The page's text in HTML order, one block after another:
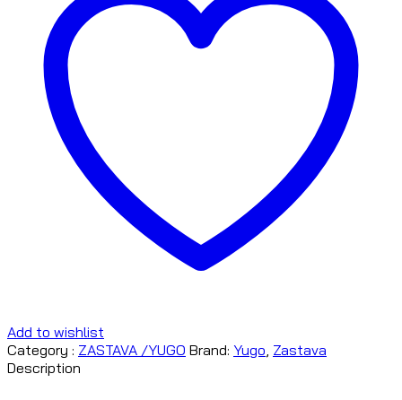
Add to wishlist
Category : ZASTAVA /YUGO Brand: Yugo, Zastava
Description